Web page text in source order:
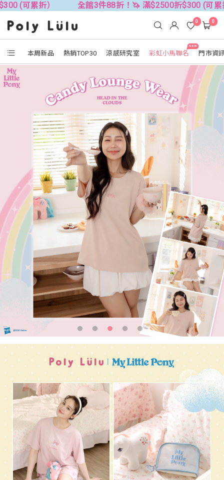
） 全館3件88折！🦄 滿$2500折$300 (可累折）
本周新品 熱銷TOP30 涼感研究室
NEW
彩虹小馬聯名 門市資
0 0